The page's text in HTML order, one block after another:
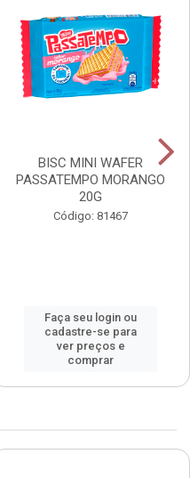
BISC MINI WAFER
PASSATEMPO MORANGO
20G
Código: 81467
Faça seu login ou
cadastre-se para
ver preços e
comprar